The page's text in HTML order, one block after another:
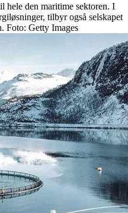
hele den maritime sektoren. I
tilbyr også selskapet
Foto: Getty Images